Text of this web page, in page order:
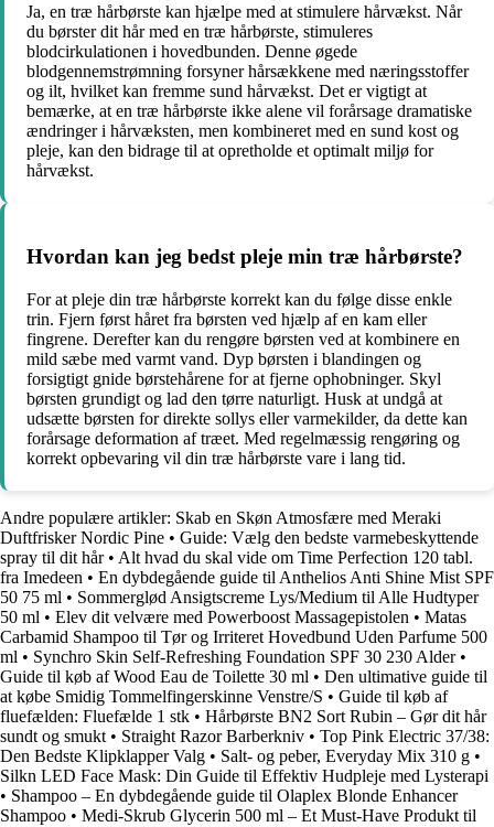
Ja, en træ hårbørste kan hjælpe med at stimulere hårvækst. Når
du børster dit hår med en træ hårbørste, stimuleres
blodcirkulationen i hovedbunden. Denne øgede
blodgennemstrømning forsyner hårsækkene med næringsstoffer
og ilt, hvilket kan fremme sund hårvækst. Det er vigtigt at
bemærke, at en træ hårbørste ikke alene vil forårsage dramatiske
ændringer i hårvæksten, men kombineret med en sund kost og
pleje, kan den bidrage til at opretholde et optimalt miljø for
hårvækst.
Hvordan kan jeg bedst pleje min træ hårbørste?
For at pleje din træ hårbørste korrekt kan du følge disse enkle
trin. Fjern først håret fra børsten ved hjælp af en kam eller
fingrene. Derefter kan du rengøre børsten ved at kombinere en
mild sæbe med varmt vand. Dyp børsten i blandingen og
forsigtigt gnide børstehårene for at fjerne ophobninger. Skyl
børsten grundigt og lad den tørre naturligt. Husk at undgå at
udsætte børsten for direkte sollys eller varmekilder, da dette kan
forårsage deformation af træet. Med regelmæssig rengøring og
korrekt opbevaring vil din træ hårbørste vare i lang tid.
Andre populære artikler: Skab en Skøn Atmosfære med Meraki
Duftfrisker Nordic Pine • Guide: Vælg den bedste varmebeskyttende
spray til dit hår• Alt hvad du skal vide om Time Perfection 120 tabl.
fra Imedeen • En dybdegående guide til Anthelios Anti Shine Mist SPF
50 75 ml • Sommerglød Ansigtscreme Lys/Medium til Alle Hudtyper
50 ml • Elev dit velvære med Powerboost Massagepistolen • Matas
Carbamid Shampoo til Tør og Irriteret Hovedbund Uden Parfume 500
ml • Synchro Skin Self-Refreshing Foundation SPF 30 230 Alder•
Guide til køb af Wood Eau de Toilette 30 ml • Den ultimative guide til
at købe Smidig Tommelfingerskinne Venstre/S • Guide til køb af
fluefælden: Fluefælde 1 stk • Hårbørste BN2 Sort Rubin – Gør dit hår
sundt og smukt • Straight Razor Barberkniv • Top Pink Electric 37/38:
Den Bedste Klipklapper Valg • Salt- og peber, Everyday Mix 310 g •
Silkn LED Face Mask: Din Guide til Effektiv Hudpleje med Lysterapi
• Shampoo – En dybdegående guide til Olaplex Blonde Enhancer
Shampoo • Medi-Skrub Glycerin 500 ml – Et Must-Have Produkt til